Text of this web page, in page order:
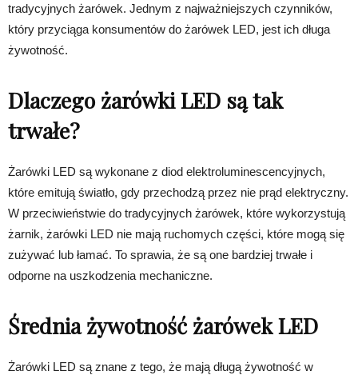
tradycyjnych żarówek. Jednym z najważniejszych czynników,
który przyciąga konsumentów do żarówek LED, jest ich długa
żywotność.
Dlaczego żarówki LED są tak
trwałe?
Żarówki LED są wykonane z diod elektroluminescencyjnych,
które emitują światło, gdy przechodzą przez nie prąd elektryczny.
W przeciwieństwie do tradycyjnych żarówek, które wykorzystują
żarnik, żarówki LED nie mają ruchomych części, które mogą się
zużywać lub łamać. To sprawia, że są one bardziej trwałe i
odporne na uszkodzenia mechaniczne.
Średnia żywotność żarówek LED
Żarówki LED są znane z tego, że mają długą żywotność w